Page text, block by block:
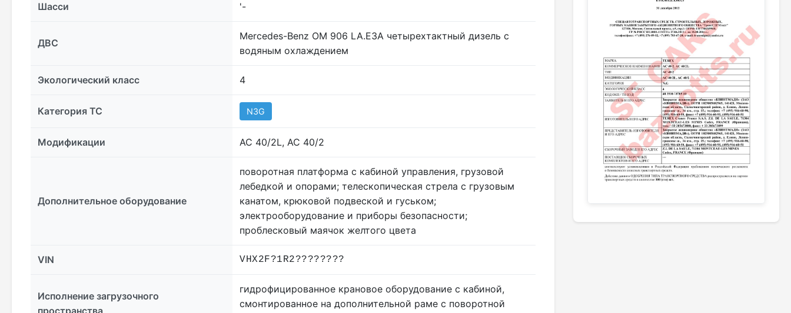
Шасси '-
ДВС
Mercedes-Benz OM 906 LA.E3A четырехтактный дизель с
водяным охлаждением
Экологический класс 4
Категория ТС N3G
Модификации АС 40/2L, AC 40/2
Дополнительное оборудование
поворотная платформа с кабиной управления, грузовой
лебедкой и опорами; телескопическая стрела с грузовым
канатом, крюковой подвеской и гуськом;
электрооборудование и приборы безопасности;
проблесковый маячок желтого цвета
VIN VHX2F?1R2????????
Исполнение загрузочного
гидрофицированное крановое оборудование с кабиной,
смонтированное на дополнительной раме с поворотной